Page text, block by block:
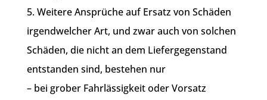
5. Weitere Ansprüche auf Ersatz von Schäden
irgendwelcher Art, und zwar auch von solchen
Schäden, die nicht an dem Liefergegenstand
entstanden sind, bestehen nur
– bei grober Fahrlässigkeit oder Vorsatz